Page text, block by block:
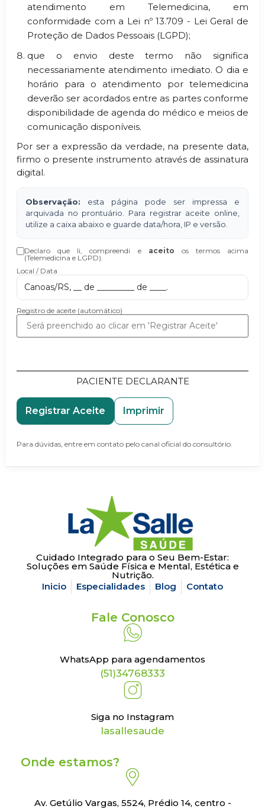
atendimento em Telemedicina, em
conformidade com a Lei nº 13.709 - Lei Geral de
Proteção de Dados Pessoais (LGPD);
que o envio deste termo não significa
necessariamente atendimento imediato. O dia e
horário para o atendimento por telemedicina
deverão ser acordados entre as partes conforme
disponibilidade de agenda do médico e meios de
comunicação disponíveis.
Por ser a expressão da verdade, na presente data,
firmo o presente instrumento através de assinatura
digital.
Observação: esta página pode ser impressa e
arquivada no prontuário. Para registrar aceite online,
utilize a caixa abaixo e guarde data/hora, IP e versão.
Declaro que li, compreendi e aceito os termos acima
(Telemedicina e LGPD).
Local / Data
Canoas/RS, __ de _________ de ____.
Registro de aceite (automático)
PACIENTE DECLARANTE
Registrar Aceite Imprimir
Para dúvidas, entre em contato pelo canal oficial do consultório.
Cuidado Integrado para o Seu Bem-Estar:
Soluções em Saúde Física e Mental, Estética e
Nutrição.
Inicio
Especialidades Blog Contato
Fale Conosco
WhatsApp para agendamentos
(51)34768333
Siga no Instagram
lasallesaude
Onde estamos?
Av. Getúlio Vargas, 5524, Prédio 14, centro -